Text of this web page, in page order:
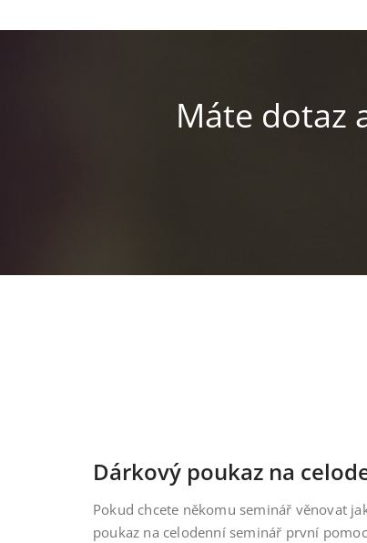
Máte dotaz
Dárkový poukaz na
Pokud chcete někomu seminář věnovat
poukaz na celodenní seminář první